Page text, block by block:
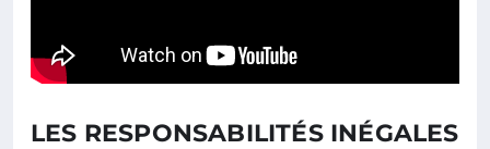
LES RESPONSABILITÉS INÉGALES